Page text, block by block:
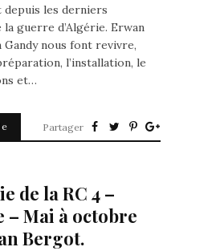
depuis les derniers
guerre d’Algérie. Erwan
nous font revivre,
l’installation, le
et…
Partager
de la RC 4 –
– Mai à octobre
Bergot.